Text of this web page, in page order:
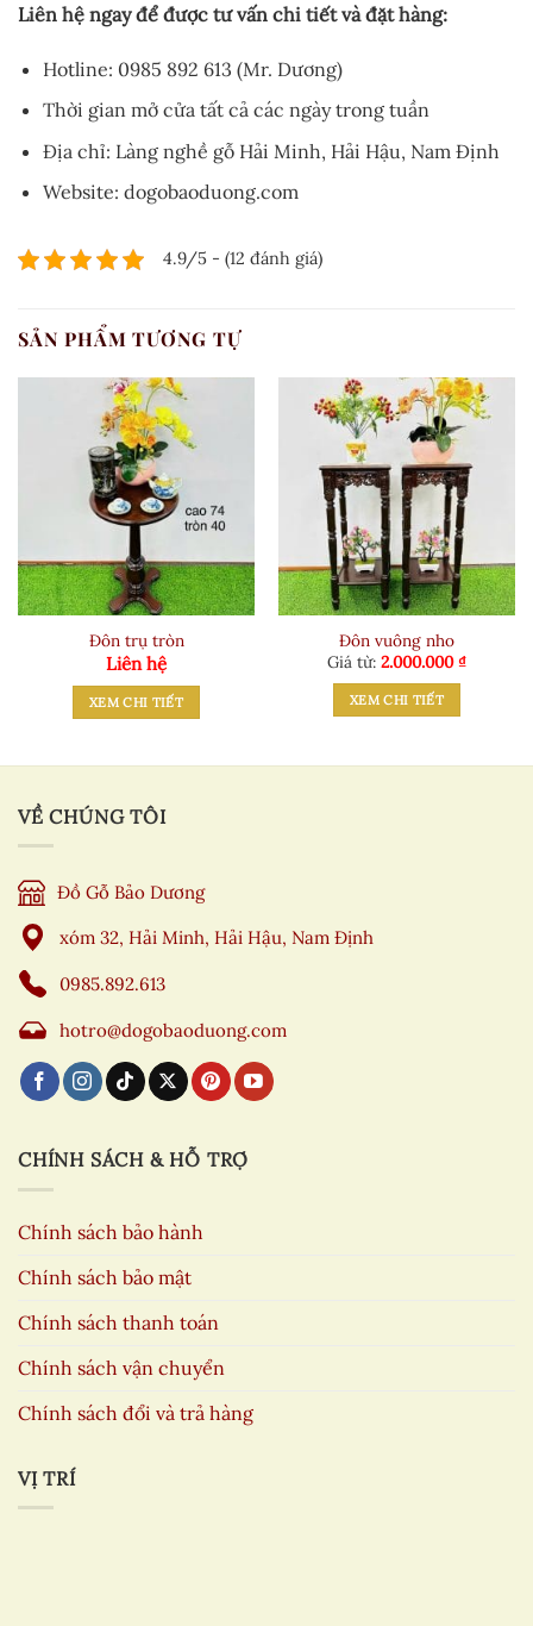
Liên hệ ngay để được tư vấn chi tiết và đặt hàng:
Hotline: 0985 892 613 (Mr. Dương)
Thời gian mở cửa tất cả các ngày trong tuần
Địa chỉ: Làng nghề gỗ Hải Minh, Hải Hậu, Nam Định
Website: dogobaoduong.com
4.9/5 - (12 đánh giá)
SẢN PHẨM TƯƠNG TỰ
Đôn trụ tròn
Liên hệ
XEM CHI TIẾT
Đôn vuông nho
Giá từ: 2.000.000₫
XEM CHI TIẾT
VỀ CHÚNG TÔI
Đồ Gỗ Bảo Dương
xóm 32, Hải Minh, Hải Hậu, Nam Định
0985.892.613
hotro@dogobaoduong.com
CHÍNH SÁCH & HỖ TRỢ
Chính sách bảo hành
Chính sách bảo mật
Chính sách thanh toán
Chính sách vận chuyển
Chính sách đổi và trả hàng
VỊ TRÍ